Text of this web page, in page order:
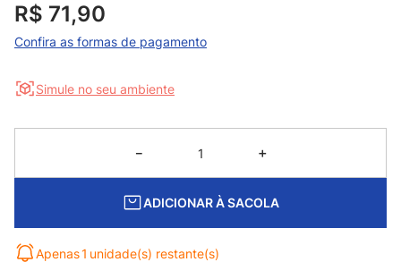
R$ 71,90
Confira as formas de pagamento
Simule no seu ambiente
＋
－
ADICIONAR À SACOLA
Apenas1 unidade(s) restante(s)